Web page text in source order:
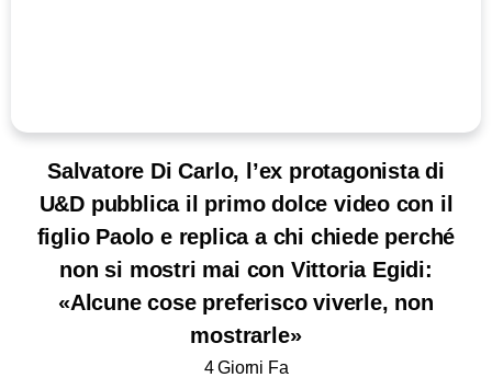
Salvatore Di Carlo, l’ex protagonista di
U&D pubblica il primo dolce video con il
figlio Paolo e replica a chi chiede perché
non si mostri mai con Vittoria Egidi:
«Alcune cose preferisco viverle, non
mostrarle»
4 Giorni Fa